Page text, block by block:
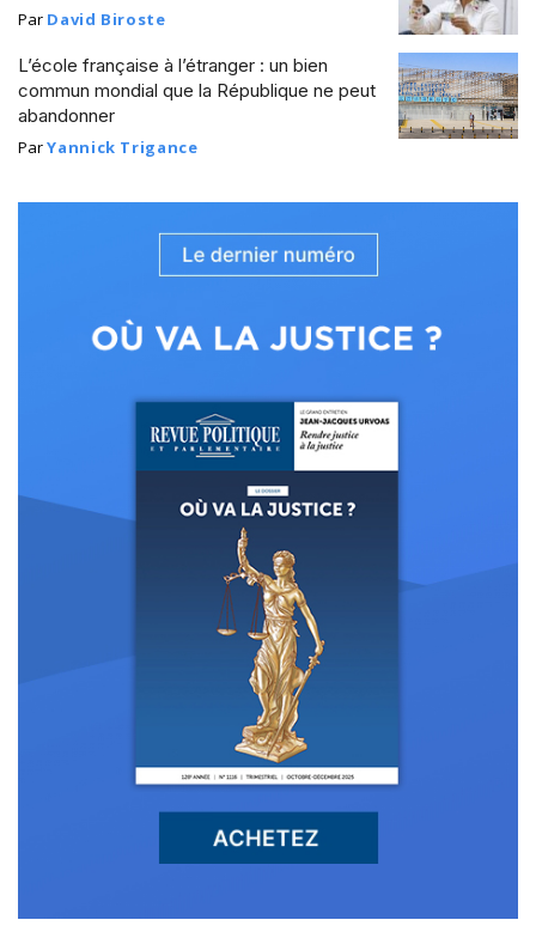
Par David Biroste
L’école française à l’étranger : un bien
commun mondial que la République ne peut
abandonner
ParYannick Trigance